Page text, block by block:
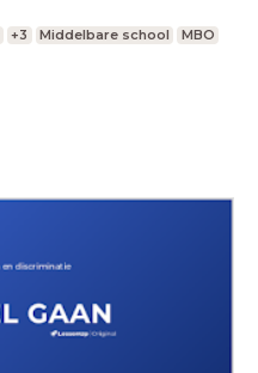
+3 Middelbare school
MBO